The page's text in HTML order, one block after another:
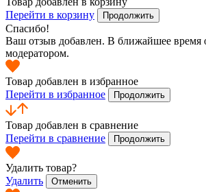
Перейти в корзину
Продолжить
Спасибо!
Ваш отзыв добавлен. В ближайшее время
модератором.
Товар добавлен в избранное
Перейти в избранное
Продолжить
Товар добавлен в сравнение
Перейти в сравнение
Продолжить
Удалить товар?
Удалить
Отменить